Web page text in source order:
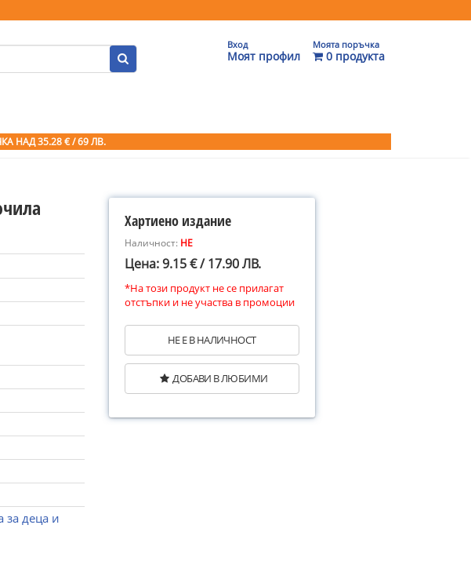
Вход
Моят профил
Моята поръчка
0 продукта
НАД 35.28 € / 69 ЛВ.
за деца и
Хартиено издание
Наличност: НЕ
Цена: 9.15 € / 17.90 ЛВ.
*На този продукт не се прилагат
отстъпки и не участва в промоции
НЕ Е В НАЛИЧНОСТ
ДОБАВИ В ЛЮБИМИ